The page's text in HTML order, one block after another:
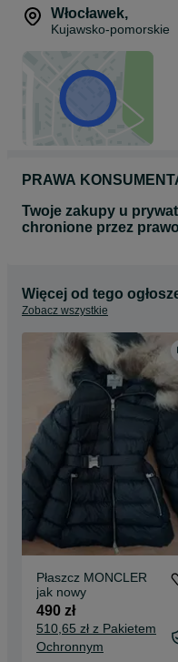
Włocławek,
Kujawsko-pomorskie
PRAWA
Twoje zakupy u
chronione przez
Więcej od tego
Zobacz wszystkie
Płaszcz MONCLER
jak nowy
490 zł
510,65 zł z Pakietem
Ochronnym